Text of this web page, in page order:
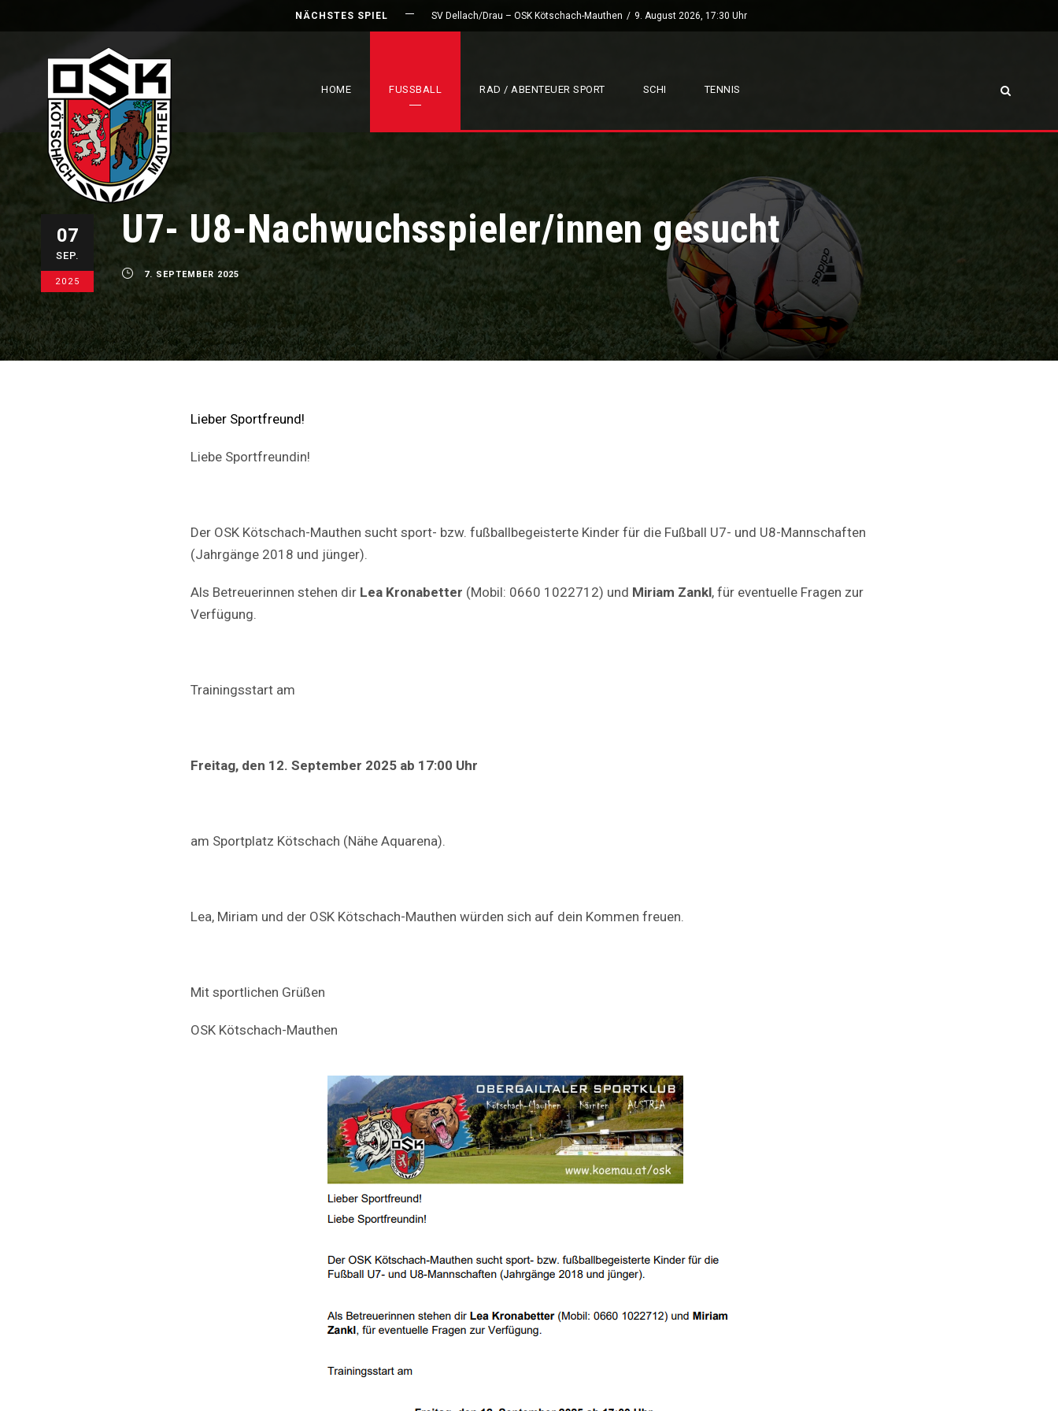
NÄCHSTES SPIEL SV Dellach/Drau – OSK Kötschach-Mauthen / 9. August 2026, 17:30 Uhr
HOME FUSSBALL RAD / ABENTEUER SPORT SCHI TENNIS
07
SEP.
2025
U7- U8-Nachwuchsspieler/innen gesucht
7. SEPTEMBER 2025
Lieber Sportfreund!
Liebe Sportfreundin!
Der OSK Kötschach-Mauthen sucht sport- bzw. fußballbegeisterte Kinder für die Fußball U7- und U8-Mannschaften
(Jahrgänge 2018 und jünger).
Als Betreuerinnen stehen dir Lea Kronabetter (Mobil: 0660 1022712) und Miriam Zankl, für eventuelle Fragen zur
Verfügung.
Trainingsstart am
Freitag, den 12. September 2025 ab 17:00 Uhr
am Sportplatz Kötschach (Nähe Aquarena).
Lea, Miriam und der OSK Kötschach-Mauthen würden sich auf dein Kommen freuen.
Mit sportlichen Grüßen
OSK Kötschach-Mauthen